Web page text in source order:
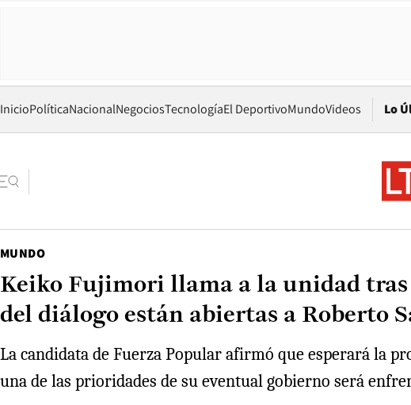
InicioPolíticaNacionalNegociosTecnologíaEl DeportivoMundoVideos Lo
MUNDO
Keiko Fujimori llama a la unidad
del diálogo están abiertas a Roberto
La candidata de Fuerza Popular afirmó que esperará la
una de las prioridades de su eventual gobierno será